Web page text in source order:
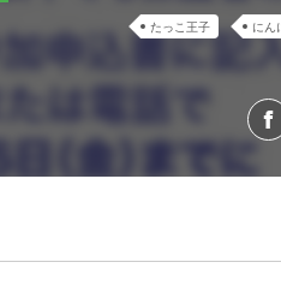
たっこ王子 にん